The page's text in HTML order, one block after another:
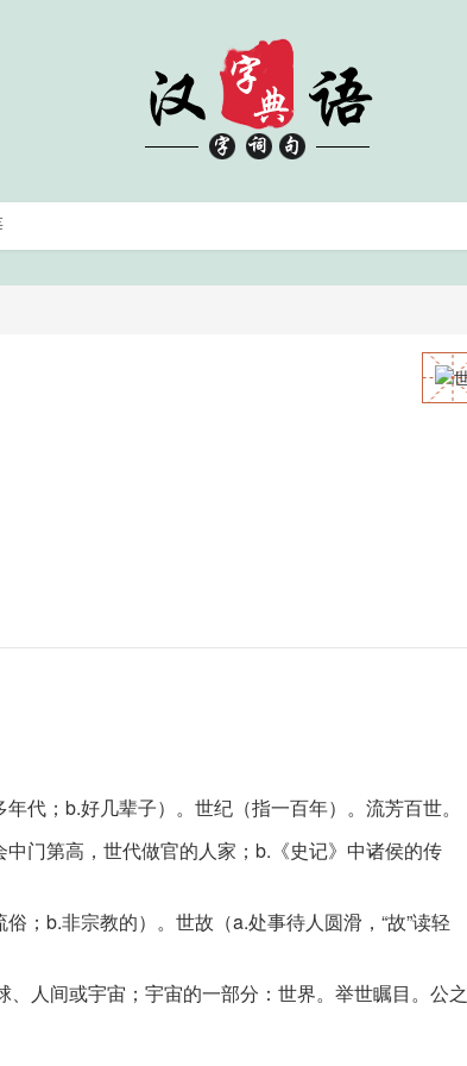
代；b.好几辈子）。世纪（指一百年）。流芳百世。
门第高，世代做官的人家；b.《史记》中诸侯的传
；b.非宗教的）。世故（a.处事待人圆滑，“故”读轻
人间或宇宙；宇宙的一部分：世界。举世瞩目。公之